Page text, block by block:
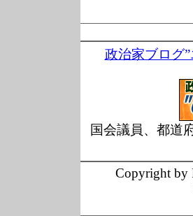
政治家ブログ
国会議員、都道
Copyright by